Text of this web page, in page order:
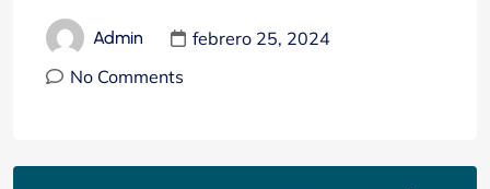
Admin
febrero 25, 2024
No Comments